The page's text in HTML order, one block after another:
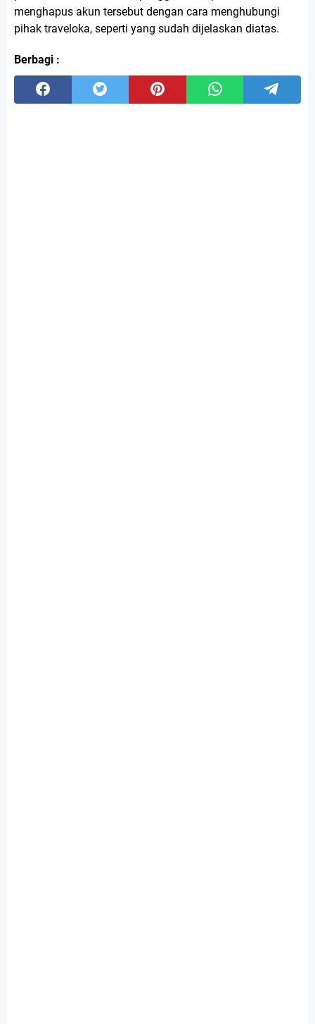
menghapus akun tersebut dengan cara menghubungi
pihak traveloka, seperti yang sudah dijelaskan diatas.
Berbagi :